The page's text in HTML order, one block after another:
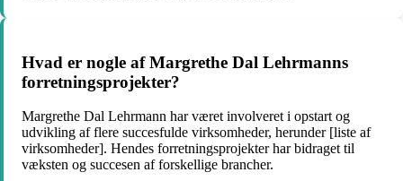
Hvad er nogle af Margrethe Dal Lehrmanns
forretningsprojekter?
Margrethe Dal Lehrmann har været involveret i opstart og
udvikling af flere succesfulde virksomheder, herunder [liste af
virksomheder]. Hendes forretningsprojekter har bidraget til
væksten og succesen af forskellige brancher.